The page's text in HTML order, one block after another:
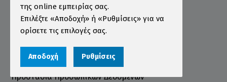
Τρόποι Πληρωμής
Τρόποι Αποστολής
Όροι χρήσης
Προστασία Προσωπικών Δεδομένων
της online εμπειρίας σας.
Επιλέξτε «Αποδοχή» ή «Ρυθμίσεις» για να
ορίσετε τις επιλογές σας.
Αποδοχή Ρυθμίσεις